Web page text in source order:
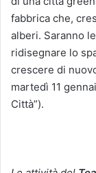
fabbrica che,
alberi. Saranno
ridisegnare lo
crescere di
martedì 11
Città”).